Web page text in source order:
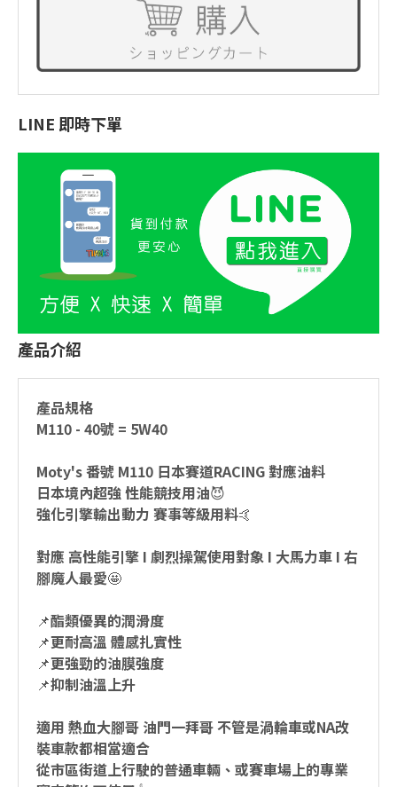
LINE 即時下單
產品介紹
產品規格
M110 - 40號 = 5W40
Moty's 番號 M110 日本賽道RACING 對應油料
日本境內超強 性能競技用油😈
強化引擎輸出動力 賽事等級用料🤙
對應 高性能引擎 I 劇烈操駕使用對象 I 大馬力車 I 右
腳魔人最愛🤩
📌酯類優異的潤滑度
📌更耐高溫 體感扎實性
📌更強勁的油膜強度
📌抑制油溫上升
適用 熱血大腳哥 油門一拜哥 不管是渦輪車或NA改
裝車款都相當適合
從市區街道上行駛的普通車輛、或賽車場上的專業